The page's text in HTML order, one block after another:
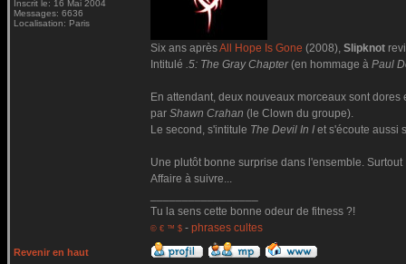
Inscrit le: 16 Mai 2004
Messages: 6636
Localisation: Paris
Six ans aprèsAll Hope Is Gone (2008), Slipknot
Intitulé .5: The Gray Chapter(en hommage à Paul
En attendant, deux nouveaux morceaux sont
par Shawn Crahan (le Clown du groupe).
Le second, s'intitule The Devil In I et s'écoute aussi
Une plutôt bonne surprise dans l'ensemble. Surtout
Affaire à suivre...
Tu la sens cette bonne odeur de fitness ?!
© € ™ $ - phrases cultes
Revenir en haut